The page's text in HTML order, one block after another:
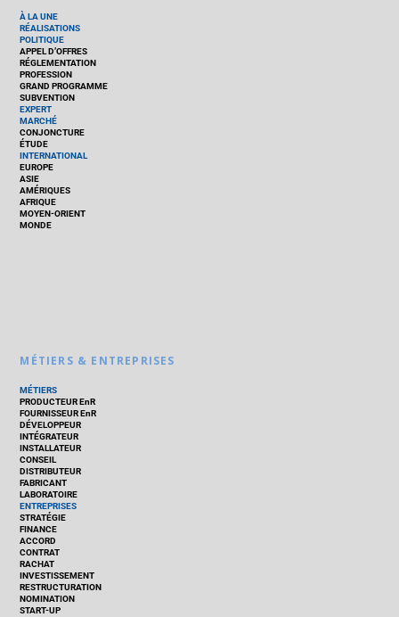
À LA UNE
RÉALISATIONS
POLITIQUE
APPEL D’OFFRES
RÉGLEMENTATION
PROFESSION
GRAND PROGRAMME
SUBVENTION
EXPERT
MARCHÉ
CONJONCTURE
ÉTUDE
INTERNATIONAL
EUROPE
ASIE
AMÉRIQUES
AFRIQUE
MOYEN-ORIENT
MONDE
MÉTIERS & ENTREPRISES
MÉTIERS
PRODUCTEUR EnR
FOURNISSEUR EnR
DÉVELOPPEUR
INTÉGRATEUR
INSTALLATEUR
CONSEIL
DISTRIBUTEUR
FABRICANT
LABORATOIRE
ENTREPRISES
STRATÉGIE
FINANCE
ACCORD
CONTRAT
RACHAT
INVESTISSEMENT
RESTRUCTURATION
NOMINATION
START-UP